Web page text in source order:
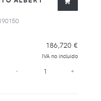
186,720 €
IVA no incluido
- +